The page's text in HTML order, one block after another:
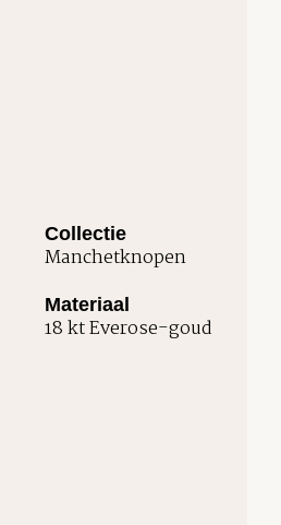
Collectie
Manchetknopen
Materiaal
18 kt Everose-goud